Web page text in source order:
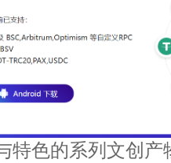
特色的系列文创产